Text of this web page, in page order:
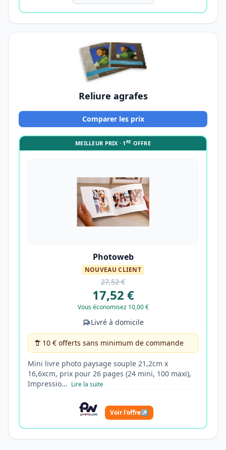
Reliure agrafes
Comparer les prix
MEILLEUR PRIX · 1RE OFFRE
Photoweb
NOUVEAU CLIENT
27,52 €
17,52 €
Vous économisez 10,00 €
Livré à domicile
10 € offerts sans minimum de commande
Mini livre photo paysage souple 21,2cm x
16,6xcm, prix pour 26 pages (24 mini, 100 maxi),
Impressio… Lire la suite
Voir l'offre↗